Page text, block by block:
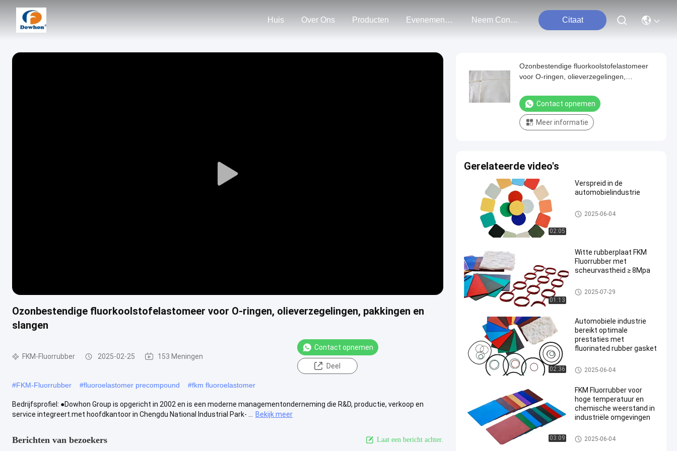
Huis Over Ons Producten Evenementen Neem Contact Met Ons Op Citaat
Play
Ozonbestendige fluorkoolstofelastomeer voor O-ringen, olieverzegelingen, pakkingen en
slangen
FKM-Fluorrubber 2025-02-25 153 Meningen
Contact opnemen
Deel
#FKM-Fluorrubber #fluoroelastomer precompound #fkm fluoroelastomer
Bedrijfsprofiel: ●Dowhon Group is opgericht in 2002 en is een moderne managementonderneming die R&D, productie, verkoop en
service integreert.met hoofdkantoor in Chengdu National Industrial Park- ...
Bekijk meer
Berichten van bezoekers Laat een bericht achter.
Ozonbestendige fluorkoolstofelastomeer
voor O-ringen, olieverzegelingen,
Contact opnemen
Meer informatie
Gerelateerde video's
02:05
Verspreid in de
automobielindustrie
FKM-Fluorrubber
2025-06-04
01:13
Witte rubberplaat FKM
Fluorrubber met
scheurvastheid ≥ 8Mpa
FKM-Fluorrubber
2025-07-29
02:36
Automobiele industrie
bereikt optimale
prestaties met
fluorinated rubber gasket
FKM-Fluorrubber
2025-06-04
03:09
FKM Fluorrubber voor
hoge temperatuur en
chemische weerstand in
industriële omgevingen
FKM-Fluorrubber
2025-06-04